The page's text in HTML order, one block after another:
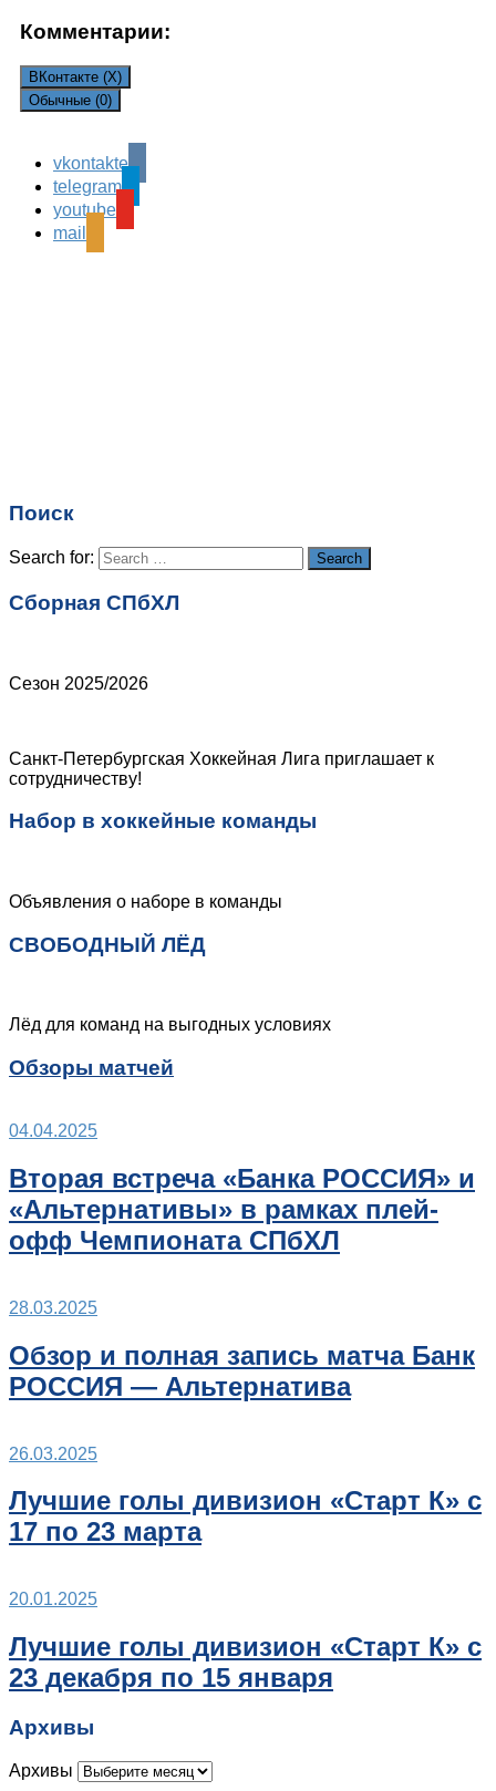
Комментарии:
ВКонтакте (X)
Обычные (0)
Leave a Reply
Ваш адрес email не будет опубликован.
поля помечены
vkontakte
telegram
youtube
mail
Поиск
Search for: Search
Сборная СПбХЛ
Сезон 2025/2026
Санкт-Петербургская Хоккейная Лига приглашает к
сотрудничеству!
Набор в хоккейные команды
Объявления о наборе в команды
СВОБОДНЫЙ ЛЁД
Лёд для команд на выгодных условиях
Обзоры матчей
04.04.2025
Вторая встреча «Банка РОССИЯ» и
«Альтернативы» в рамках плей-
офф Чемпионата СПбХЛ
28.03.2025
Обзор и полная запись матча Банк
РОССИЯ — Альтернатива
26.03.2025
Лучшие голы дивизион «Старт К» с
17 по 23 марта
20.01.2025
Лучшие голы дивизион «Старт К» с
23 декабря по 15 января
Архивы
Архивы